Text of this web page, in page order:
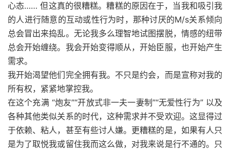
心态…… 但这真的很糟糕。糟糕的原因在于，当我和吸引我
的人进行随意的互动或性行为时，那种讨厌的M/s关系倾向
总会冒出来捣乱。无论我多么理智地试图摆脱，情感的纽带
总会开始缠绕。我会开始变得顺从，开始臣服，也开始产生
需求。
我开始渴望他们完全拥有我。不只是约会，而是宣称对我的
所有权，紧紧地掌控我。
在这个充满 “炮友”“开放式非一夫一妻制”“无爱性行为” 以及
各种其他类似关系的时代，这种需求并不受欢迎。这显得过
于依赖、粘人，甚至有些讨人嫌。更糟糕的是，如果有人只
是为了取悦我或留住我而这么做，对我来说是行不通的。只